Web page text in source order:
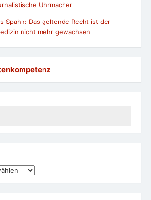
Uhrmacher
Spahn: Das geltende Recht ist der
nicht mehr gewachsen